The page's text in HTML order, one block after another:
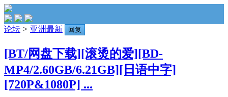
论坛 > 亚洲最新 回复
[BT/网盘下载][滚烫的爱][BD-
MP4/2.60GB/6.21GB][日语中字]
[720P&1080P] ...